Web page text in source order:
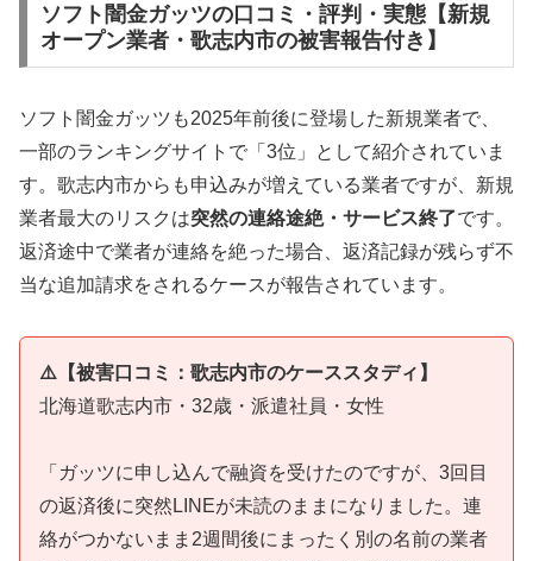
ソフト闇金ガッツの口コミ・評判・実態【新規
オープン業者・歌志内市の被害報告付き】
ソフト闇金ガッツも2025年前後に登場した新規業者で、
一部のランキングサイトで「3位」として紹介されていま
す。歌志内市からも申込みが増えている業者ですが、新規
業者最大のリスクは突然の連絡途絶・サービス終了です。
返済途中で業者が連絡を絶った場合、返済記録が残らず不
当な追加請求をされるケースが報告されています。
⚠️【被害口コミ：歌志内市のケーススタディ】
北海道歌志内市・32歳・派遣社員・女性
「ガッツに申し込んで融資を受けたのですが、3回目
の返済後に突然LINEが未読のままになりました。連
絡がつかないまま2週間後にまったく別の名前の業者